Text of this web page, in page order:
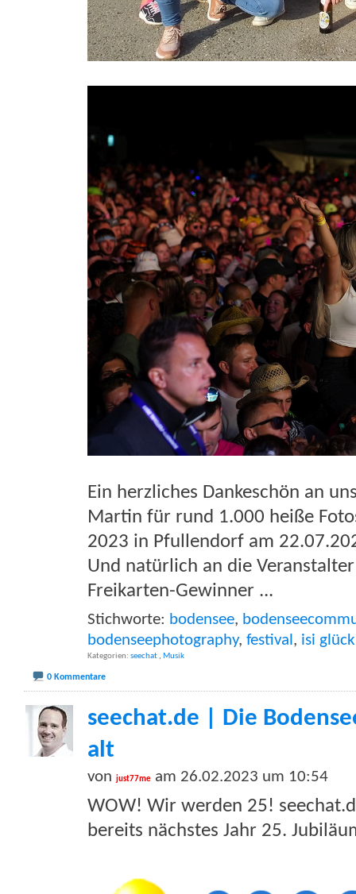
Ein herzliches Dankeschön an
Martin für rund 1.000 heiße
2023 in Pfullendorf am
Und natürlich an die
Freikarten-Gewinner ...
Stichworte: bodensee,
bodenseephotography, festival, isi glück
Kategorien seechat , Musik
0 Kommentare
seechat.de | Die
alt
von just77me am 26.02.2023 um 10:54
WOW! Wir werden 25!
bereits nächstes Jahr 25.